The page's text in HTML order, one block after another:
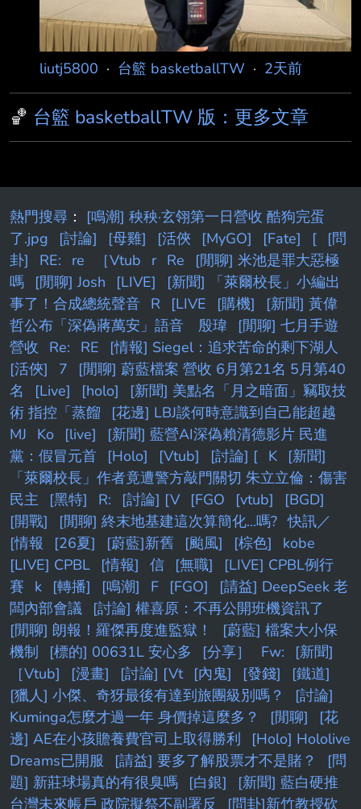
終可能會傾向選擇台啤。 被問到是否傾向選擇台
啤？郭嘉安回答：「不然這樣說，但是，是。」
他解釋，自己渴望更 多上場時間，「
liutj5800 · 台籃 basketballTW · 2天前
🏀 台籃 basketballTW 版：更多文章
熱門搜尋 ： [鳴潮] 秧秧·玄翎第一日營收 酷狗完蛋
了.jpg
[討論] [母雞] [活俠 [MyGO] [Fate] [
[問
卦]
RE: re ［Vtub r Re
[閒聊] 米池是罪大惡極
嗎
[閒聊] Josh [LIVE]
[新聞] 「萊爾校長」小編出
事了！合成總統聲音 R [LIVE [購機]
[新聞] 黃偉
哲公布「深偽蔣萬安」語音 殷瑋
[閒聊] 七月手遊
營收
Re: RE
[情報] Siegel：追求苦命的剩下湖人
[活俠]
7
[閒聊] 蔚藍檔案 營收 6月第21名 5月第40
名
[Live] [holo]
[新聞] 美點名「月之暗面」竊取技
術 指控「蒸餾
[花邊] LBJ談何時意識到自己能超越
MJ
Ko [live]
[新聞] 藍營AI深偽賴清德影片 民進
黨：假冒元首
[Holo] [Vtub] [討論] [ K
[新聞]
「萊爾校長」作者竟遭警方敲門關切 朱立立倫：傷害
民主
[黑特] R: [討論] [V [FGO [vtub]
[BGD]
[開戰]
[閒聊] 終末地基建這次算簡化...嗎? 快訊／
[情報
[26夏] [蔚藍]新舊 [颱風] [棕色]
kobe
[LIVE] CPBL
[情報] 信 [無職]
[LIVE] CPBL例行
賽
k [轉播] [鳴潮] F [FGO]
[請益] DeepSeek 老
闆內部會議
[討論] 權喜原：不再公開班機資訊了
[閒聊] 朗報！羅傑再度進監獄！
[蔚藍] 檔案大小保
機制
[標的] 00631L 安心多 [分享］ Fw:
[新聞]
［Vtub]
[漫畫] [討論] [Vt [內鬼] [發錢]
[鐵道]
[獵人] 小傑、奇犽最後有達到旅團級別嗎？
[討論]
Kuminga怎麼才過一年 身價掉這麼多？
[閒聊]
[花
邊] AE在小孩贍養費官司上取得勝利
[Holo] Hololive
Dreams已開服
[請益] 要多了解股票才不是賭？
[問
題] 新莊球場真的有很臭嗎
[白銀]
[新聞] 藍白硬推
台灣未來帳戶 政院擬祭不副署反
[問卦]新竹教授砍